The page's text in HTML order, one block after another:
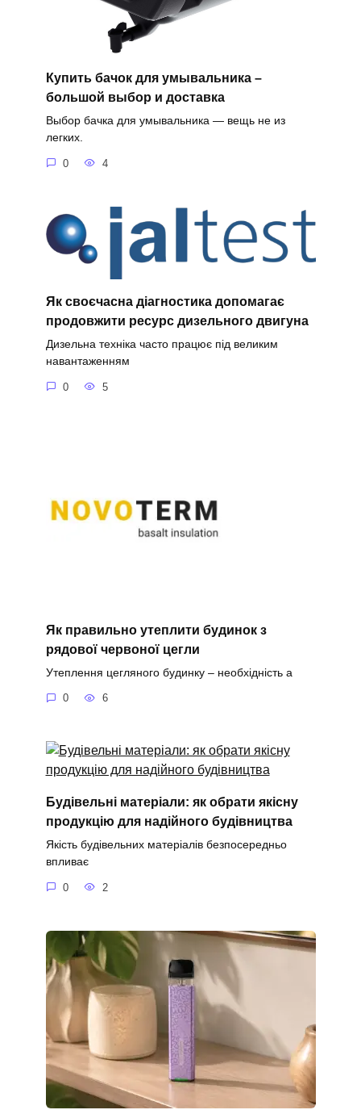
Купить бачок для умывальника –
большой выбор и доставка
Выбор бачка для умывальника — вещь не из
легких.
0 4
Як своєчасна діагностика допомагає
продовжити ресурс дизельного двигуна
Дизельна техніка часто працює під великим
навантаженням
0 5
Як правильно утеплити будинок з
рядової червоної цегли
Утеплення цегляного будинку – необхідність а
0 6
Будівельні матеріали: як обрати якісну
продукцію для надійного будівництва
Якість будівельних матеріалів безпосередньо
впливає
0 2